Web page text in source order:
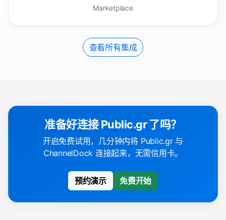
Marketplace
查看所有集成
准备好连接 Public.gr 了吗？
开启免费试用，几分钟内将 Public.gr 与
ChannelDock 连接起来，无需信用卡。
预约演示 免费开始